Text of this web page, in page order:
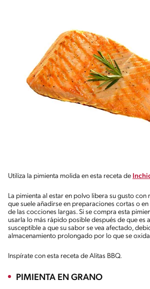
Utiliza la pimienta molida en esta receta de
La pimienta al estar en polvo libera su gusto
que suele añadirse en preparaciones cortas o
de las cocciones largas. Si se compra esta
usarla lo más rápido posible después de que es
susceptible a que su sabor se vea afectado,
almacenamiento prolongado por lo que se
Inspírate con esta receta de Alitas BBQ.
PIMIENTA EN GRANO